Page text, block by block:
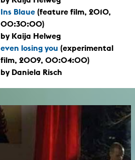
Ins Blaue (feature film, 2010,
00:30:00)
by Kaija Helweg
even losing you (experimental
film, 2009, 00:04:00)
by Daniela Risch